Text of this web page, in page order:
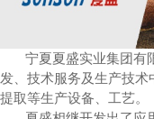
宁夏夏盛实业集团有
发、技术服务及生产技
提取等生产设备、工艺。